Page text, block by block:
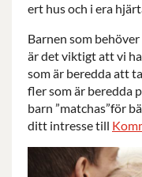
ert hus och i era
Barnen som
är det viktigt att vi
som är beredda att
fler som är beredda
barn ”matchas”för
ditt intresse till